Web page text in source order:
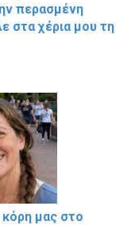
περασμένη
στα χέρια μου τη
μας στο